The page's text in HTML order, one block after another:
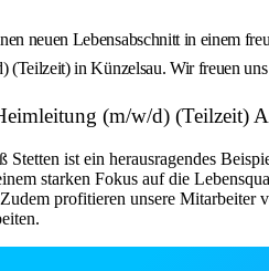
neuen Lebensabschnitt in einem
(Teilzeit) in Künzelsau. Wir freuen
(m/w/d) (Teilzeit)
Stetten ist ein herausragendes
starken Fokus auf die
profitieren unsere Mitarbeiter